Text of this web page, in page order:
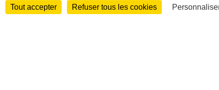
Tout accepter
Refuser tous les cookies